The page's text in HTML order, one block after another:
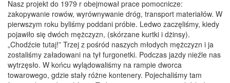
Nasz projekt do 1979 r obejmował prace pomocnicze:
zakopywanie rowów, wyrównywanie dróg, transport materiałów. W
pierwszym roku byliśmy poddani próbie. Ledwo zaczęliśmy, kiedy
pojawiło się dwóch mężczyzn, (skórzane kurtki i dżinsy).
„Chodźcie tutaj!” Trzej z pośród naszych młodych mężczyzn i ja
zostaliśmy załadowani na tył furgonetki. Podczas jazdy nieźle nas
wytrzęsło. W końcu wylądowaliśmy na rampie dworca
towarowego, gdzie stały różne kontenery. Pojechaliśmy tam